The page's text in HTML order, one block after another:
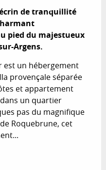
de tranquillité
pied du majestueux
Argens.
est un hébergement
provençale séparée
et appartement
un quartier
pas du magnifique
Roquebrune, cet